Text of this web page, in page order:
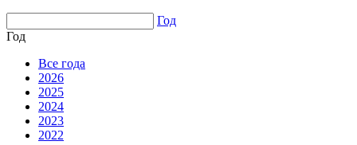
Год
Год
Все года
2026
2025
2024
2023
2022